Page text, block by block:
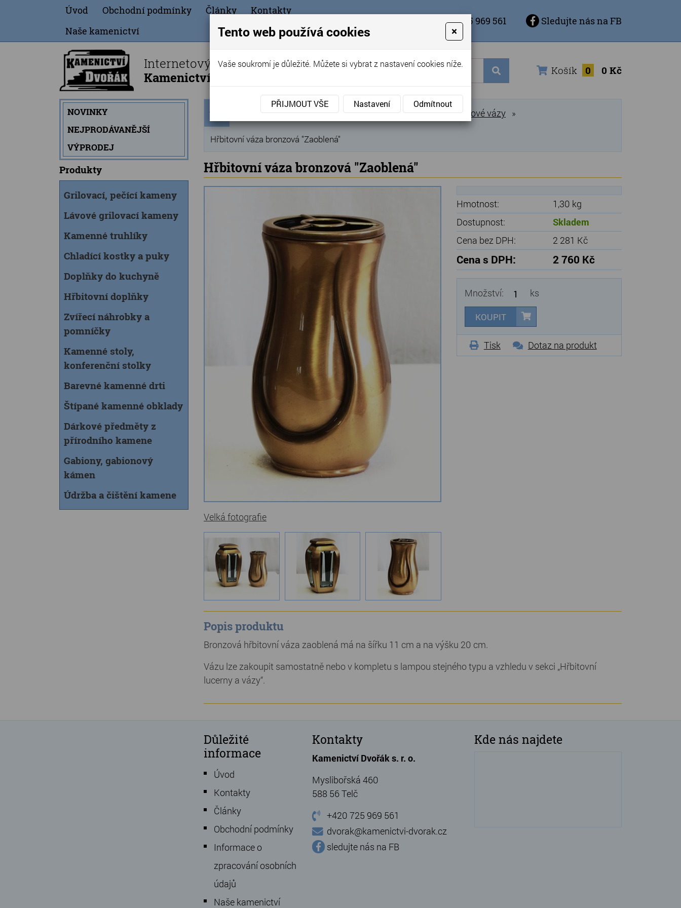
Úvod Obchodní podmínky Články
Kontakty
Naše kamenictví
+420 725 969 561 Sledujte nás na FB
Internetový obchod
Kamenictví Dvořák - Telč
Košík 0 0 Kč
NOVINKY
NEJPRODÁVANĚJŠÍ
VÝPRODEJ
Produkty
Grilovací, pečící kameny
Lávové grilovací kameny
Kamenné truhlíky
Chladící kostky a puky
Doplňky do kuchyně
Hřbitovní doplňky
Zvířecí náhrobky a
pomníčky
Kamenné stoly,
konferenční stolky
Barevné kamenné drti
Štípané kamenné obklady
Dárkové předměty z
přírodního kamene
Gabiony, gabionový
kámen
Údržba a čištění kamene
stránka
Produkty » Hřbitovní doplňky » Hřbitovní vázy » Bronzové vázy »
Hřbitovní váza bronzová "Zaoblená"
Hřbitovní váza bronzová "Zaoblená"
Velká fotografie
Hmotnost:
1,30 kg
Dostupnost:
Skladem
Cena bez DPH:
2 281 Kč
Cena s DPH: 2 760 Kč
Množství: ks
KOUPIT
Tisk Dotaz na produkt
Popis produktu
Bronzová hřbitovní váza zaoblená má na šířku 11 cm a na výšku 20 cm.
Vázu lze zakoupit samostatně nebo v kompletu s lampou stejného typu a vzhledu v sekci „Hřbitovní
lucerny a vázy“.
Důležité
informace
Úvod
Kontakty
Články
Obchodní podmínky
Informace o
zpracování osobních
údajů
Naše kamenictví
Kontakty
Kamenictví Dvořák s. r. o.
Myslibořská 460
588 56 Telč
+420 725 969 561
dvorak@kamenictvi-dvorak.cz
sledujte nás na FB
Kde nás najdete
Tento web používá cookies ×
Vaše soukromí je důležité. Můžete si vybrat z nastavení cookies níže.
PŘIJMOUT VŠE Nastavení Odmítnout